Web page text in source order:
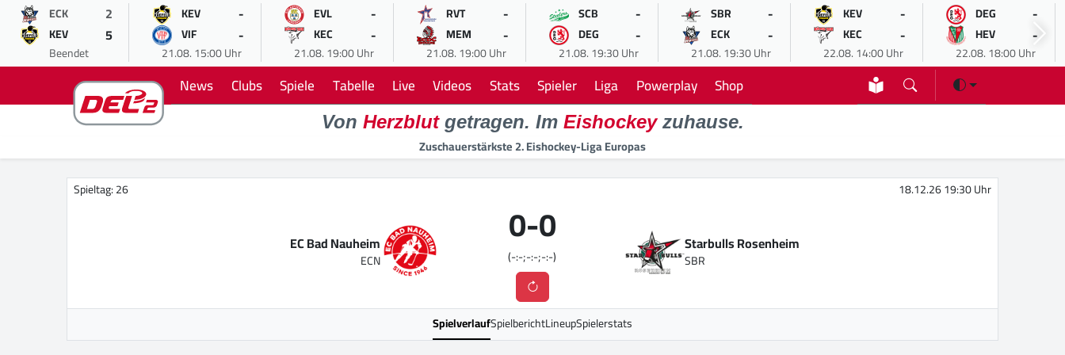
ECK 2
KEV 5
Beendet
KEV -
VIF -
21.08. 15:00 Uhr
EVL -
KEC -
21.08. 19:00 Uhr
RVT -
MEM -
21.08. 19:00 Uhr
SCB -
DEG -
21.08. 19:30 Uhr
SBR -
ECK -
21.08. 19:30 Uhr
KEV -
KEC -
22.08. 14:00 Uhr
DEG -
HEV -
22.08. 18:00 Uhr
News Clubs Spiele Tabelle Live Videos Stats Spieler Liga Powerplay Shop
Von Herzblutgetragen. Im Eishockeyzuhause.
Zuschauerstärkste 2. Eishockey-Liga Europas
Spieltag: 26 18.12.26 19:30 Uhr
EC Bad Nauheim
ECN
0-0
(-:-;-:-;-:-)
Starbulls Rosenheim
SBR
SpielverlaufSpielberichtLineupSpielerstats